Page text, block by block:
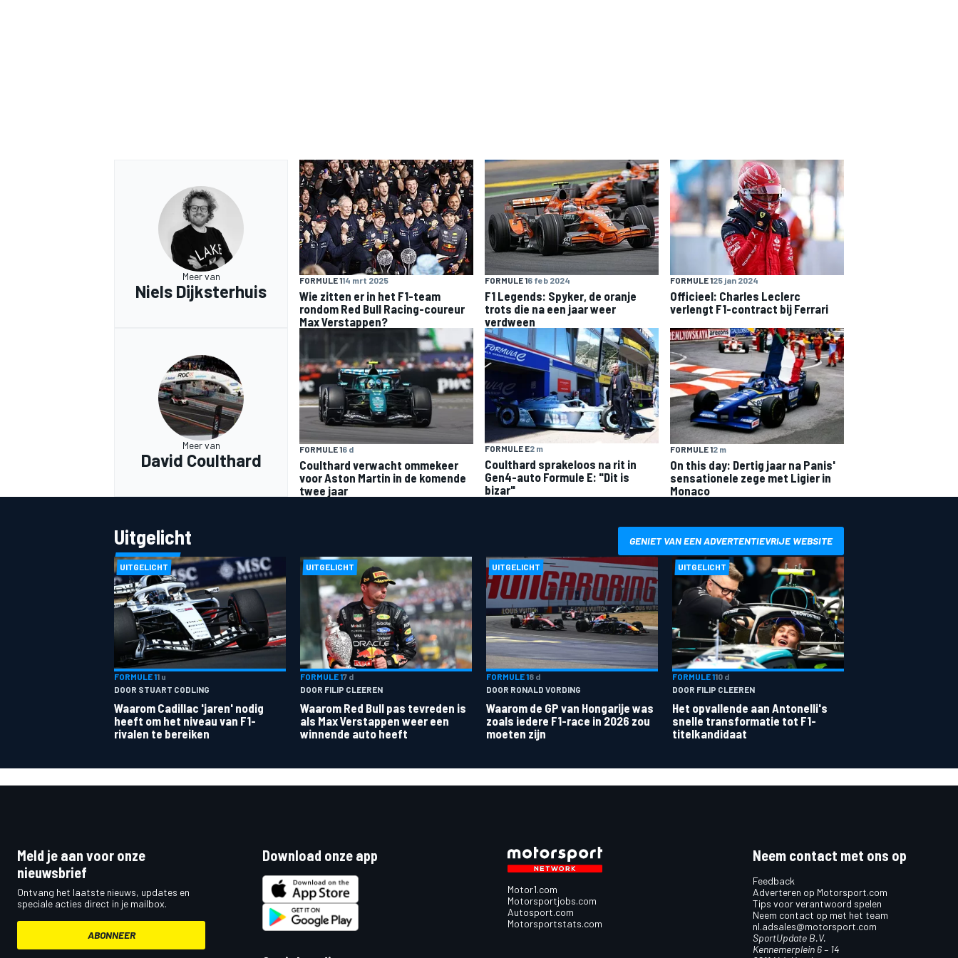
MEER RACEKLASSEN
Meer van
Niels Dijksterhuis
FORMULE 114 mrt 2025
Wie zitten er in het F1-team
rondom Red Bull Racing-coureur
Max Verstappen?
FORMULE 16 feb 2024
F1 Legends: Spyker, de oranje
trots die na een jaar weer
verdween
FORMULE 125 jan 2024
Officieel: Charles Leclerc
verlengt F1-contract bij Ferrari
Meer van
David Coulthard
FORMULE 16 d
Coulthard verwacht ommekeer
voor Aston Martin in de komende
twee jaar
FORMULE E2 m
Coulthard sprakeloos na rit in
Gen4-auto Formule E: "Dit is
bizar"
FORMULE 12 m
On this day: Dertig jaar na Panis'
sensationele zege met Ligier in
Monaco
Uitgelicht GENIET VAN EEN ADVERTENTIEVRIJE WEBSITE
UITGELICHT
FORMULE 11 u
DOOR STUART CODLING
Waarom Cadillac 'jaren' nodig
heeft om het niveau van F1-
rivalen te bereiken
UITGELICHT
FORMULE 17 d
DOOR FILIP CLEEREN
Waarom Red Bull pas tevreden is
als Max Verstappen weer een
winnende auto heeft
UITGELICHT
FORMULE 18 d
DOOR RONALD VORDING
Waarom de GP van Hongarije was
zoals iedere F1-race in 2026 zou
moeten zijn
UITGELICHT
FORMULE 110 d
DOOR FILIP CLEEREN
Het opvallende aan Antonelli's
snelle transformatie tot F1-
titelkandidaat
Meld je aan voor onze
nieuwsbrief
Ontvang het laatste nieuws, updates en
speciale acties direct in je mailbox.
ABONNEER
Download onze app
Motor1.com
Motorsportjobs.com
Autosport.com
Motorsportstats.com
Neem contact met ons op
Feedback
Adverteren op Motorsport.com
Tips voor verantwoord spelen
Neem contact op met het team
nl.adsales@motorsport.com
SportUpdate B.V.
Kennemerplein 6 – 14